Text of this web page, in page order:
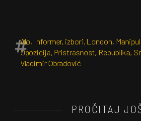
Alo, Informer, izbori, London,
Opozicija, Pristrasnost, Republika,
Vladimir Obradović
PROČITAJ